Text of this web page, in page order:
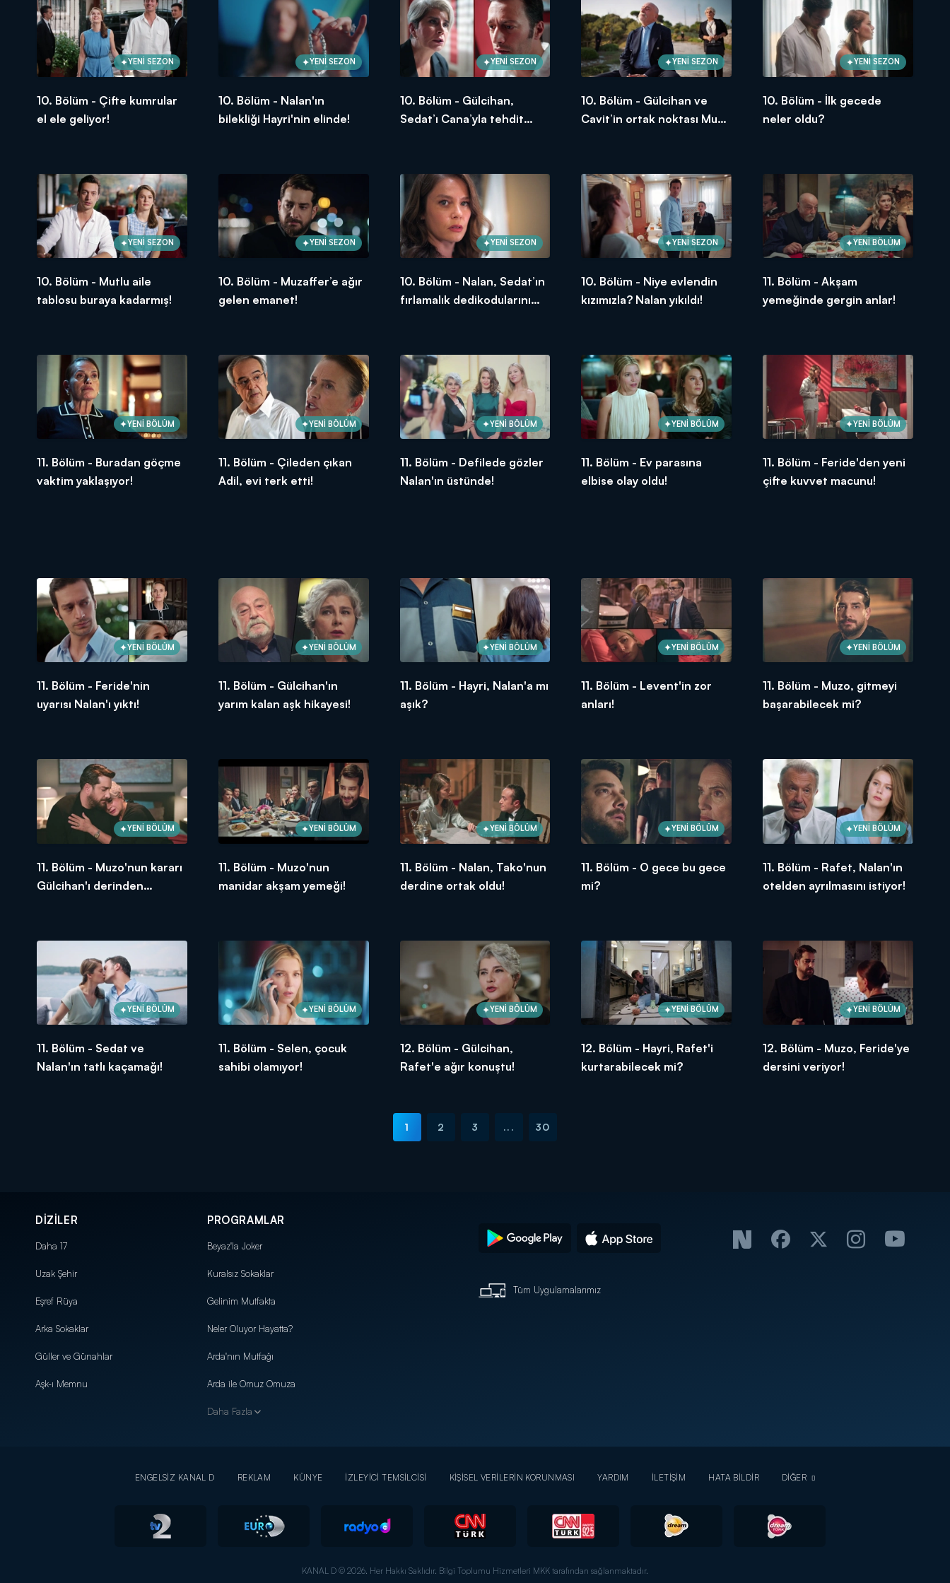
YENİ SEZON
10. Bölüm - Çifte kumrular
el ele geliyor!
YENİ SEZON
10. Bölüm - Nalan'ın
bilekliği Hayri'nin elinde!
YENİ SEZON
10. Bölüm - Gülcihan,
Sedat’ı Cana’yla tehdit
YENİ SEZON
10. Bölüm - Gülcihan ve
Cavit’in ortak noktası Muzo
YENİ SEZON
10. Bölüm - İlk gecede
neler oldu?
YENİ SEZON
10. Bölüm - Mutlu aile
tablosu buraya kadarmış!
YENİ SEZON
10. Bölüm - Muzaffer’e ağır
gelen emanet!
YENİ SEZON
10. Bölüm - Nalan, Sedat’ın
fırlamalık dedikodularını
YENİ SEZON
10. Bölüm - Niye evlendin
kızımızla? Nalan yıkıldı!
YENİ BÖLÜM
11. Bölüm - Akşam
yemeğinde gergin anlar!
YENİ BÖLÜM
11. Bölüm - Buradan göçme
vaktim yaklaşıyor!
YENİ BÖLÜM
11. Bölüm - Çileden çıkan
Adil, evi terk etti!
YENİ BÖLÜM
11. Bölüm - Defilede gözler
Nalan'ın üstünde!
YENİ BÖLÜM
11. Bölüm - Ev parasına
elbise olay oldu!
YENİ BÖLÜM
11. Bölüm - Feride'den yeni
çifte kuvvet macunu!
YENİ BÖLÜM
11. Bölüm - Feride'nin
uyarısı Nalan'ı yıktı!
YENİ BÖLÜM
11. Bölüm - Gülcihan'ın
yarım kalan aşk hikayesi!
YENİ BÖLÜM
11. Bölüm - Hayri, Nalan'a mı
aşık?
YENİ BÖLÜM
11. Bölüm - Levent'in zor
anları!
YENİ BÖLÜM
11. Bölüm - Muzo, gitmeyi
başarabilecek mi?
YENİ BÖLÜM
11. Bölüm - Muzo'nun kararı
Gülcihan'ı derinden
YENİ BÖLÜM
11. Bölüm - Muzo'nun
manidar akşam yemeği!
YENİ BÖLÜM
11. Bölüm - Nalan, Tako'nun
derdine ortak oldu!
YENİ BÖLÜM
11. Bölüm - O gece bu gece
mi?
YENİ BÖLÜM
11. Bölüm - Rafet, Nalan'ın
otelden ayrılmasını istiyor!
YENİ BÖLÜM
11. Bölüm - Sedat ve
Nalan'ın tatlı kaçamağı!
YENİ BÖLÜM
11. Bölüm - Selen, çocuk
sahibi olamıyor!
YENİ BÖLÜM
12. Bölüm - Gülcihan,
Rafet'e ağır konuştu!
YENİ BÖLÜM
12. Bölüm - Hayri, Rafet'i
kurtarabilecek mi?
YENİ BÖLÜM
12. Bölüm - Muzo, Feride'ye
dersini veriyor!
1 2 3 ... 30
DİZİLER
Daha 17
Uzak Şehir
Eşref Rüya
Arka Sokaklar
Güller ve Günahlar
Aşk-ı Memnu
PROGRAMLAR
Beyaz'la Joker
Kuralsız Sokaklar
Gelinim Mutfakta
Neler Oluyor Hayatta?
Arda'nın Mutfağı
Arda ile Omuz Omuza
Daha Fazla
Tüm Uygulamalarımız
ENGELSİZ KANAL D REKLAM KÜNYE İZLEYİCİ TEMSİLCİSİ KİŞİSEL VERİLERİN KORUNMASI YARDIM İLETİŞİM HATA BİLDİR DİĞER
KANAL D © 2026. Her Hakkı Saklıdır. Bilgi Toplumu Hizmetleri MKK tarafından sağlanmaktadır.